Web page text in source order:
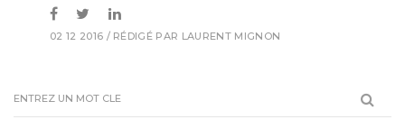
02 12 2016 / RÉDIGÉ PAR LAURENT MIGNON